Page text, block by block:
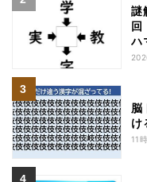
謎
回
ハ
脳
け
11